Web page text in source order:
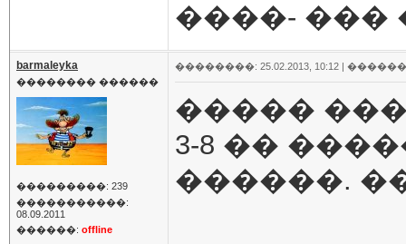
����- ���
barmaleyka
�������� ������
���������: 239
�����������:
08.09.2011
������: offline
��������: 25.02.2013, 10:12 |
�����
3-8 ��
������.